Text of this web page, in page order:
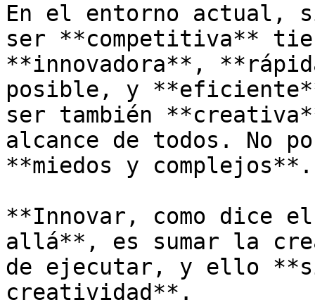
En el entorno actual,
ser **competitiva**
**innovadora**,
posible, y
ser también
alcance de todos. No
**miedos y
**Innovar, como dice
allá**, es sumar la
de ejecutar, y ello
creatividad**.